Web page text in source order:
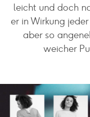
leicht und doch
er in Wirkung
aber so
weicher